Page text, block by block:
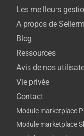
A propos de
Blog
Ressources
Avis de nos
Vie privée
Contact
Les meilleurs
Module marketplace
Module marketplace